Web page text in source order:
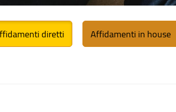
diretti Affidamenti in house